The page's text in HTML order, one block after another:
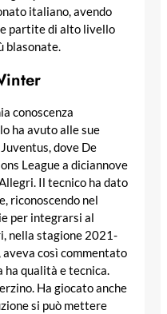
italiano, avendo
partite di alto livello
blasonate.
conoscenza
ha avuto alle sue
dove De
League a diciannove
Il tecnico ha dato
riconoscendo nel
per integrarsi al
nella stagione 2021-
così commentato
ha qualità e tecnica.
Ha giocato anche
si può mettere